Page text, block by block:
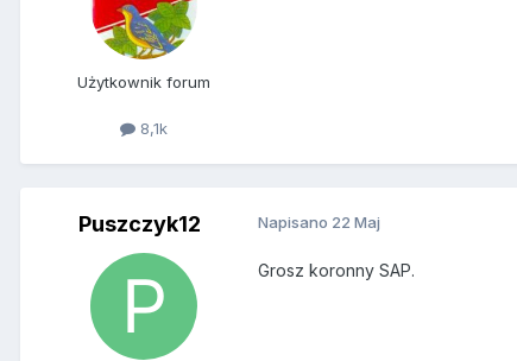
Użytkownik forum
8,1k
Puszczyk12 Napisano 22 Maj
Grosz koronny SAP.